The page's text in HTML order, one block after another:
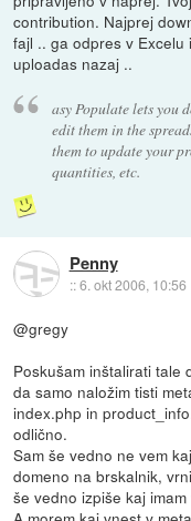
contribution. Najprej
fajl .. ga odpres v
uploadas nazaj ..
asy Populate lets you
edit them in the
them to update your
quantities, etc.
Penny
::6. okt 2006, 10:56
@gregy
Poskušam inštalirati tale
da samo naložim tisti
index.php in
odlično.
Sam še vedno ne vem
domeno na brskalnik,
še vedno izpiše kaj